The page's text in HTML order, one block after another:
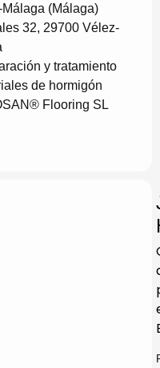
(Málaga)
32, 29700 Vélez-
y tratamiento
de hormigón
Flooring SL